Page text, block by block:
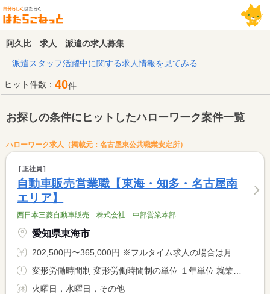
阿久比 求人 派遣の求人募集
派遣スタッフ活躍中に関する求人情報を見てみる
ヒット件数： 40件
お探しの条件にヒットしたハローワーク案件一覧
ハローワーク求人（掲載元：名古屋東公共職業安定所）
正社員
自動車販売営業職【東海・知多・名古屋南
エリア】
西日本三菱自動車販売 株式会社 中部営業本部
愛知県東海市
202,500円〜365,000円 ※フルタイム求人の場合は月額（換算額）、パート求人の場合は時間額を表示しています。
火曜日，水曜日，その他